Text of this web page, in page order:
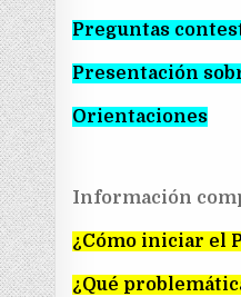
Preguntas
Presentación
Orientaciones
Información
¿Cómo iniciar el
¿Qué